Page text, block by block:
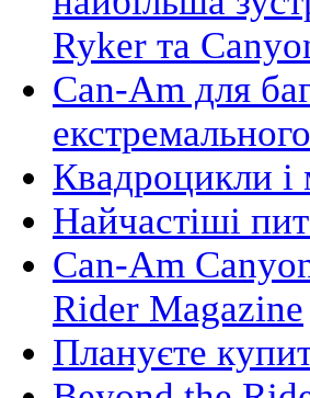
Ryker та
Can-Am для
Квадроцикли
Найчастіші
Can-Am
Rider Magazine
Плануєте